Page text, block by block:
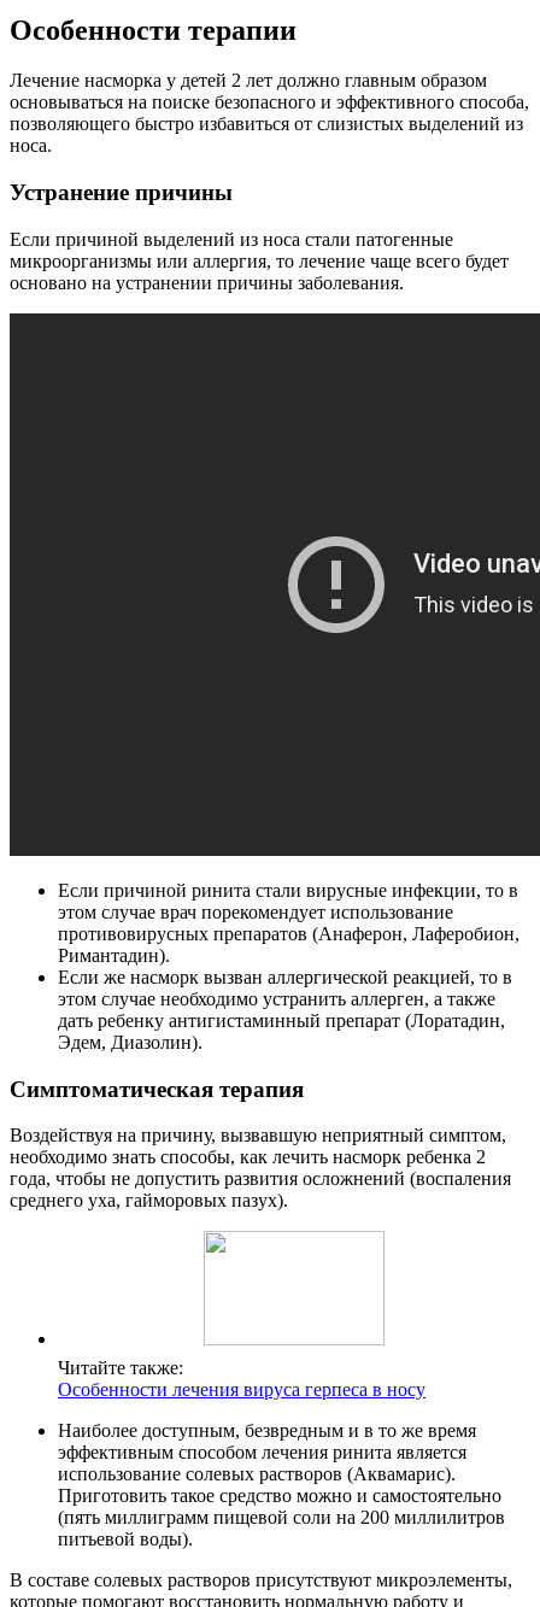
Особенности терапии
Лечение насморка у детей 2 лет должно главным образом
основываться на поиске безопасного и эффективного способа,
позволяющего быстро избавиться от слизистых выделений из
носа.
Устранение причины
Если причиной выделений из носа стали патогенные
микроорганизмы или аллергия, то лечение чаще всего будет
основано на устранении причины заболевания.
Если причиной ринита стали вирусные инфекции, то в
этом случае врач порекомендует использование
противовирусных препаратов (Анаферон, Лаферобион,
Римантадин).
Если же насморк вызван аллергической реакцией, то в
этом случае необходимо устранить аллерген, а также
дать ребенку антигистаминный препарат (Лоратадин,
Эдем, Диазолин).
Симптоматическая терапия
Воздействуя на причину, вызвавшую неприятный симптом,
необходимо знать способы, как лечить насморк ребенка 2
года, чтобы не допустить развития осложнений (воспаления
среднего уха, гайморовых пазух).
Читайте также:
Особенности лечения вируса герпеса в носу
Наиболее доступным, безвредным и в то же время
эффективным способом лечения ринита является
использование солевых растворов (Аквамарис).
Приготовить такое средство можно и самостоятельно
(пять миллиграмм пищевой соли на 200 миллилитров
питьевой воды).
В составе солевых растворов присутствуют микроэлементы,
которые помогают восстановить нормальную работу и